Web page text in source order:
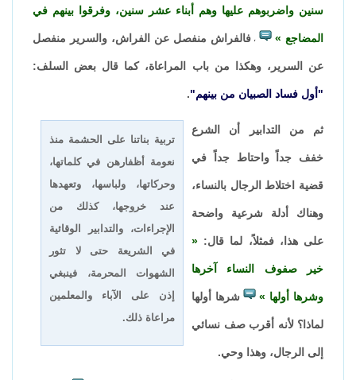
سنين واضربوهم عليها وهم أبناء عشر سنين، وفرقوا بينهم في
المضاجع ، فالفراش منفصل عن الفراش، والسرير منفصل
عن السرير، وهكذا من باب المراعاة، كما قال بعض السلف:
"أول فساد الصبيان من بينهم".
تربية بناتنا على الحشمة منذ
نعومة أظفارهن في كلماتها،
وحركاتها، ولباسها، وتعهدها
عند خروجها، كذلك من
الإجراءات، والتدابير الوقائية
في الشريعة حتى لا تثور
الشهوات المحرمة، فينبغي
إذن على الآباء والمعلمين
مراعاة ذلك.
ثم من التدابير أن الشرع
خفف جداً واحتاط جداً في
قضية اختلاط الرجال بالنساء،
وهناك أدلة شرعية واضحة
على هذا، فمثلاً، لما قال:
خير صفوف النساء آخرها
وشرها أولها شرها أولها
لماذا؟ لأنه أقرب صف نسائي
إلى الرجال، وهذا وحي.